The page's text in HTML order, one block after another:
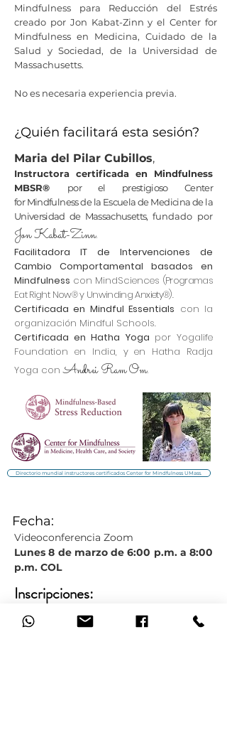
Mindfulness para Reducción del Estrés
creado por Jon Kabat-Zinn y el Center for
Mindfulness en Medicina, Cuidado de la
Salud y Sociedad, de la Universidad de
Massachusetts.
No es necesaria experiencia previa.
¿Quién facilitará esta sesión?
Maria del Pilar Cubillos,
Instructora certificada en Mindfulness
MBSR® por el prestigioso Center
for Mindfulness de la Escuela de Medicina de la
Universidad de Massachusetts, fundado por
Jon Kabat-Zinn.
Facilitadora IT de Intervenciones de
Cambio Comportamental basados en
Mindfulness con MindSciences (Programas
Eat Right Now® y Unwinding Anxiety®).
Certificada en Mindful Essentials con la
organización Mindful Schools.
Certificada en Hatha Yoga por Yogalife
Foundation en India, y en Hatha Radja
Yoga conAndrei Ram Om.
Directorio mundial instructores certificados Center for Mindfulness UMass.
Videoconferencia Zoom
Lunes 8 de marzo de 6:00 p.m. a 8:00
p.m. COL
Fecha:
Inscripciones:
Paso 1: Llenar el formulario de inscripción.